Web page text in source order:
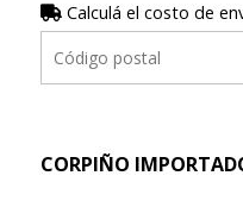
Calculá el costo de
CORPIÑO